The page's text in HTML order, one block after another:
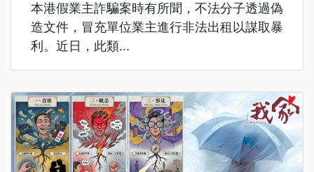
本港假業主詐騙案時有所聞，不法分子透過偽
造文件，冒充單位業主進行非法出租以謀取暴
利。近日，此類...